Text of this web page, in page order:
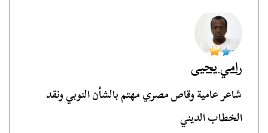
رامي يحيى
شاعر عامية وقاص مصري مهتم بالشأن النوبي ونقد
الخطاب الديني